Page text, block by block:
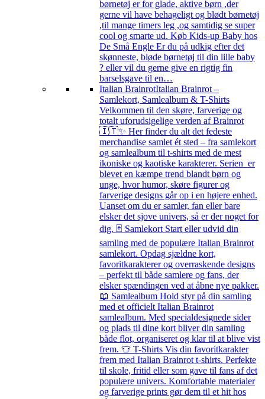
børnetøj er for glade, aktive børn ,der
gerne vil have behageligt og blødt børnetøj
,til mange timers leg ,og samtidig se super
cool og smarte ud. Køb Kids-up Baby hos
De Små Engle Er du på udkig efter det
skønneste, bløde børnetøj til din lille baby
? eller vil du gerne give en rigtig fin
barselsgave til en…
Italian BrainrotItalian Brainrot –
Samlekort, Samlealbum & T-Shirts
Velkommen til den skøre, farverige og
totalt uforudsigelige verden af Brainrot
🇮🇹✨ Her finder du alt det fedeste
merchandise samlet ét sted – fra samlekort
og samlealbum til t-shirts med de mest
ikoniske og kaotiske karakterer. Serien er
blevet en kæmpe trend blandt børn og
unge, hvor humor, skøre figurer og
farverige designs går op i en højere enhed.
Uanset om du er samler, fan eller bare
elsker det sjove univers, så er der noget for
dig. 🃏 Samlekort Start eller udvid din
samling med de populære Italian Brainrot
samlekort. Opdag sjældne kort,
favoritkarakterer og overraskende designs
– perfekt til både samlere og fans, der
elsker spændingen ved at åbne nye pakker.
📖 Samlealbum Hold styr på din samling
med et officielt Italian Brainrot
samlealbum. Med specialdesignede sider
og plads til dine kort bliver din samling
både flot, organiseret og klar til at blive vist
frem. 👕 T-Shirts Vis din favoritkarakter
frem med Italian Brainrot t-shirts. Perfekte
til skole, fritid eller som gave til fans af det
populære univers. Komfortable materialer
og farverige prints gør dem til et hit hos